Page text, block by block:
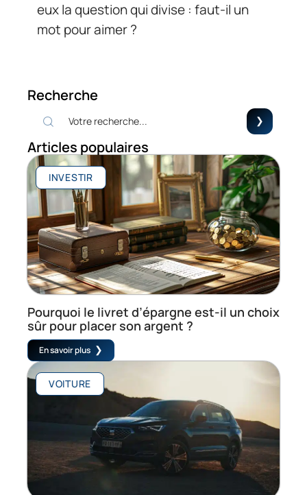
eux la question qui divise : faut-il un
mot pour aimer ?
Recherche
Articles populaires
INVESTIR
Pourquoi le livret d’épargne est-il un choix
sûr pour placer son argent ?
En savoir plus
VOITURE